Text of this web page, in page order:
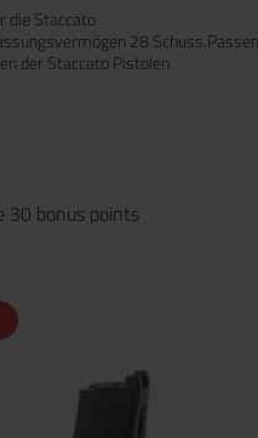
die Staccato
28
der Staccato Pistolen
30 bonus points